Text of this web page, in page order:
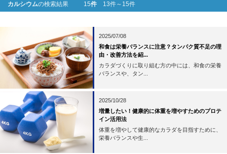
カルシウムの検索結果 15件 13件～15件
2025/07/08
和食は栄養バランスに注意？タンパク質不足の理
由・改善方法を紹...
カラダづくりに取り組む方の中には、和食の栄養
バランスや、タン...
2025/10/28
増量したい！健康的に体重を増やすためのプロテ
イン活用法
体重を増やして健康的なカラダを目指すために、
栄養バランスや生...